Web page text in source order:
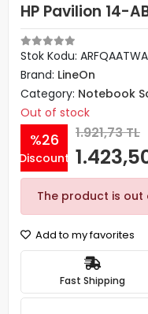
HP Pavilion 14-
Stok Kodu:
Brand: LineOn
Category: Notebook
Out of stock
%26
Discount
1.921,73 TL
The product is out
Add to my favorites
Fast Shipping